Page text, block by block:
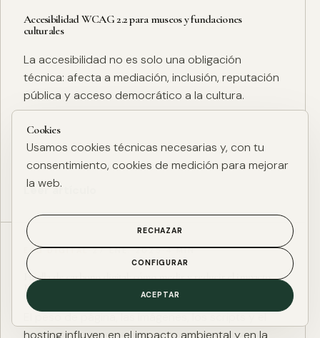
Accesibilidad WCAG 2.2 para museos y fundaciones
culturales
La accesibilidad no es solo una obligación
técnica: afecta a mediación, inclusión, reputación
pública y acceso democrático a la cultura.
Leer artículo
ESG DIGITAL·27 ENE. 2025·4 MIN
Huella de carbono digital: cómo medir y reducir el impacto
ESG de una web
El peso de página, las imágenes, los scripts y el
hosting influyen en el impacto ambiental y en la
Cookies
Usamos cookies técnicas necesarias y, con tu
consentimiento, cookies de medición para mejorar
la web.
RECHAZAR
CONFIGURAR
ACEPTAR